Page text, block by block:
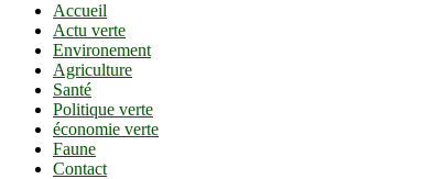
Accueil
Actu verte
Environement
Agriculture
Santé
Politique verte
économie verte
Faune
Contact